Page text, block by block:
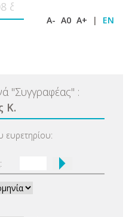
A- A0 A+ | EN
"Συγγραφέας" :
Κ.
ευρετηρίου: